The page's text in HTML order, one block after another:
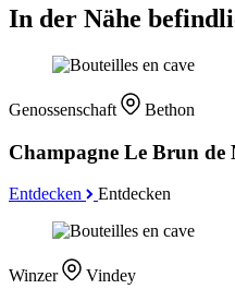
In der Nähe
Genossenschaft Bethon
Champagne Le Brun de
Entdecken Entdecken
Winzer Vindey